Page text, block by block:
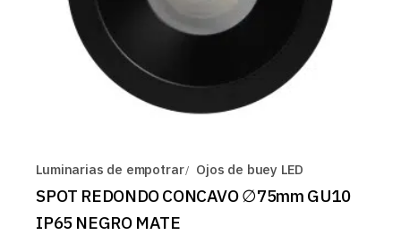
Luminarias de empotrar Ojos de buey LED
SPOT REDONDO CONCAVO ∅75mm GU10
IP65 NEGRO MATE